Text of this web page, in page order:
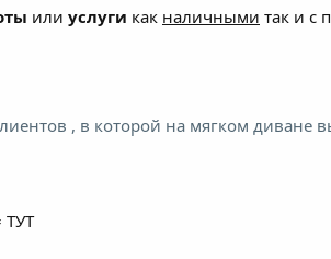
или услуги как наличными так и с
, в которой на мягком диване
ТУТ